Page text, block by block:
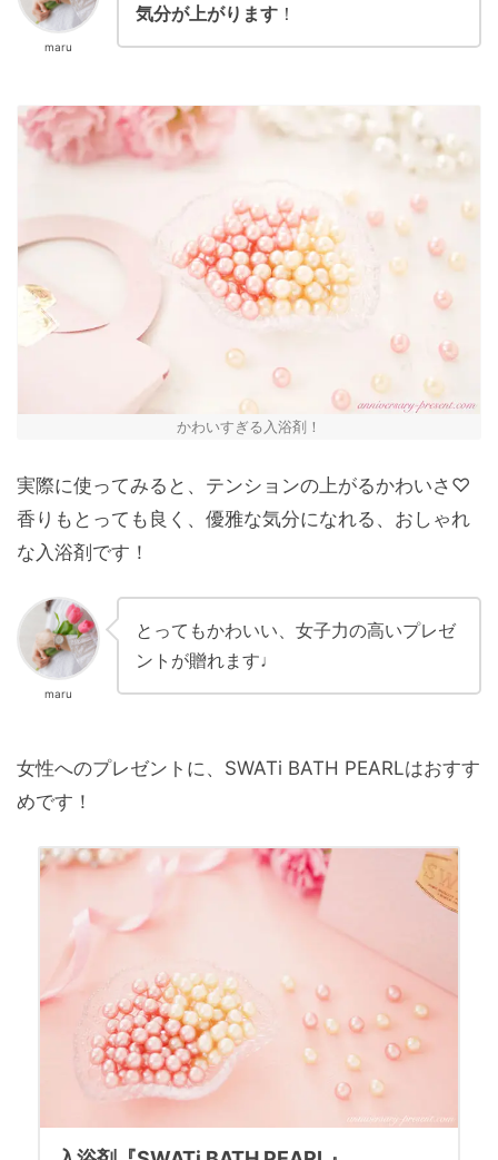
気分が上がります ！
maru
かわいすぎる入浴剤！
実際に使ってみると、テンションの上がるかわいさ♡
香りもとっても良く、優雅な気分になれる、おしゃれ
な入浴剤です！
とってもかわいい、女子力の高いプレゼ
ントが贈れます♩
maru
女性へのプレゼントに、SWATi BATH PEARLはおすす
めです！